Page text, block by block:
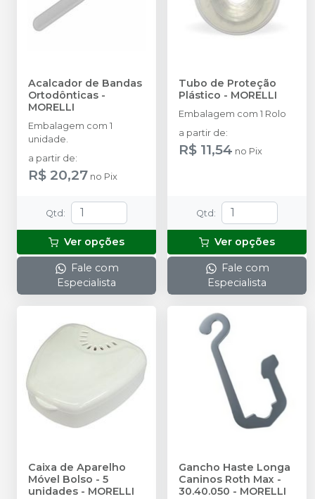
Acalcador de Bandas
Ortodônticas -
MORELLI
Embalagem com 1
unidade.
a partir de:
R$ 20,27 no Pix
Qtd:
Ver opções
Fale com
Especialista
Tubo de Proteção
Plástico - MORELLI
Embalagem com 1 Rolo
a partir de:
R$ 11,54 no Pix
Qtd:
Ver opções
Fale com
Especialista
Caixa de Aparelho
Móvel Bolso - 5
unidades - MORELLI
Gancho Haste Longa
Caninos Roth Max -
30.40.050 - MORELLI